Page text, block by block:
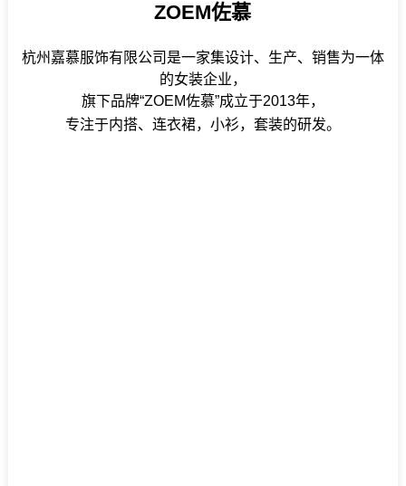
ZOEM佐慕
杭州嘉慕服饰有限公司是一家集设计、生产、销售为一体
的女装企业，
旗下品牌“ZOEM佐慕”成立于2013年，
专注于内搭、连衣裙，小衫，套装的研发。